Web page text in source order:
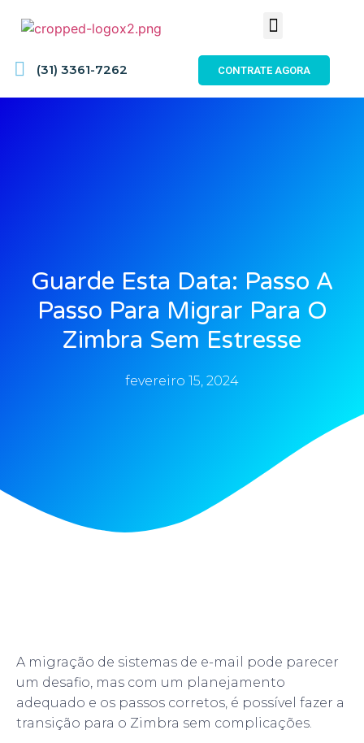
(31) 3361-7262 CONTRATE AGORA
Guarde Esta Data: Passo A
Passo Para Migrar Para O
Zimbra Sem Estresse
fevereiro 15, 2024
A migração de sistemas de e-mail pode parecer
um desafio, mas com um planejamento
adequado e os passos corretos, é possível fazer a
transição para o Zimbra sem complicações.